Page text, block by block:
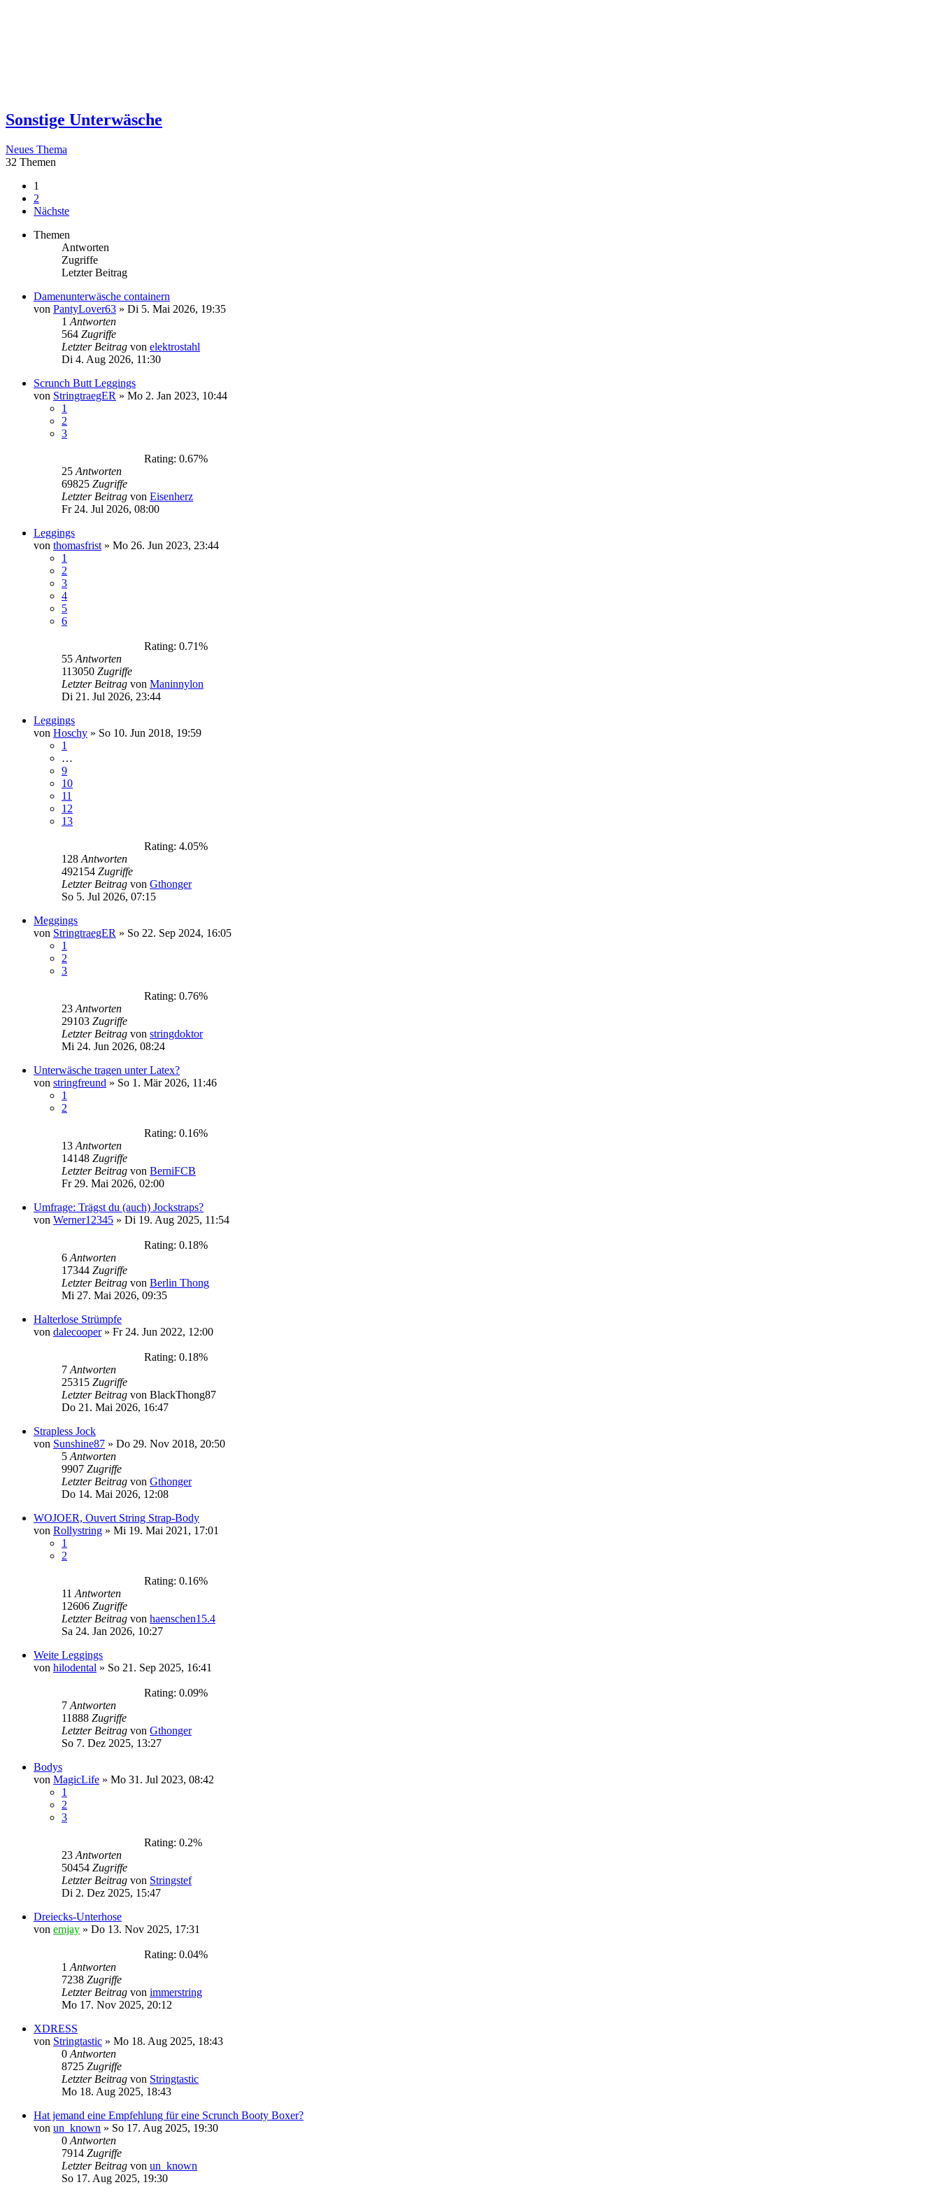
Sonstige Unterwäsche
Neues Thema
32 Themen
1
2
Nächste
Themen
Antworten
Zugriffe
Letzter Beitrag
Damenunterwäsche containern
von PantyLover63 » Di 5. Mai 2026, 19:35
1 Antworten
564 Zugriffe
Letzter Beitrag von elektrostahl
Di 4. Aug 2026, 11:30
Scrunch Butt Leggings
von StringtraegER » Mo 2. Jan 2023, 10:44
1
2
3
Rating: 0.67%
25 Antworten
69825 Zugriffe
Letzter Beitrag von Eisenherz
Fr 24. Jul 2026, 08:00
Leggings
von thomasfrist » Mo 26. Jun 2023, 23:44
1
2
3
4
5
6
Rating: 0.71%
55 Antworten
113050 Zugriffe
Letzter Beitrag von Maninnylon
Di 21. Jul 2026, 23:44
Leggings
von Hoschy » So 10. Jun 2018, 19:59
1
…
9
10
11
12
13
Rating: 4.05%
128 Antworten
492154 Zugriffe
Letzter Beitrag von Gthonger
So 5. Jul 2026, 07:15
Meggings
von StringtraegER » So 22. Sep 2024, 16:05
1
2
3
Rating: 0.76%
23 Antworten
29103 Zugriffe
Letzter Beitrag von stringdoktor
Mi 24. Jun 2026, 08:24
Unterwäsche tragen unter Latex?
von stringfreund » So 1. Mär 2026, 11:46
1
2
Rating: 0.16%
13 Antworten
14148 Zugriffe
Letzter Beitrag von BerniFCB
Fr 29. Mai 2026, 02:00
Umfrage: Trägst du (auch) Jockstraps?
von Werner12345 » Di 19. Aug 2025, 11:54
Rating: 0.18%
6 Antworten
17344 Zugriffe
Letzter Beitrag von Berlin Thong
Mi 27. Mai 2026, 09:35
Halterlose Strümpfe
von dalecooper» Fr 24. Jun 2022, 12:00
Rating: 0.18%
7 Antworten
25315 Zugriffe
Letzter Beitrag von BlackThong87
Do 21. Mai 2026, 16:47
Strapless Jock
von Sunshine87 » Do 29. Nov 2018, 20:50
5 Antworten
9907 Zugriffe
Letzter Beitrag von Gthonger
Do 14. Mai 2026, 12:08
WOJOER, Ouvert String Strap-Body
von Rollystring » Mi 19. Mai 2021, 17:01
1
2
Rating: 0.16%
11 Antworten
12606 Zugriffe
Letzter Beitrag von haenschen15.4
Sa 24. Jan 2026, 10:27
Weite Leggings
von hilodental » So 21. Sep 2025, 16:41
Rating: 0.09%
7 Antworten
11888 Zugriffe
Letzter Beitrag von Gthonger
So 7. Dez 2025, 13:27
Bodys
von MagicLife » Mo 31. Jul 2023, 08:42
1
2
3
Rating: 0.2%
23 Antworten
50454 Zugriffe
Letzter Beitrag von Stringstef
Di 2. Dez 2025, 15:47
Dreiecks-Unterhose
von emjay » Do 13. Nov 2025, 17:31
Rating: 0.04%
1 Antworten
7238 Zugriffe
Letzter Beitrag von immerstring
Mo 17. Nov 2025, 20:12
XDRESS
von Stringtastic » Mo 18. Aug 2025, 18:43
0 Antworten
8725 Zugriffe
Letzter Beitrag von Stringtastic
Mo 18. Aug 2025, 18:43
Hat jemand eine Empfehlung für eine Scrunch Booty Boxer?
von un_known » So 17. Aug 2025, 19:30
0 Antworten
7914 Zugriffe
Letzter Beitrag von un_known
So 17. Aug 2025, 19:30